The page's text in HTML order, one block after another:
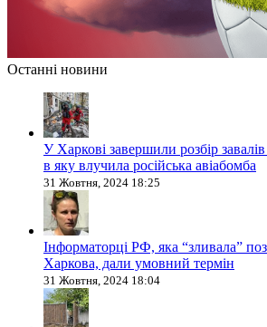
Останні новини
У Харкові завершили розбір
в яку влучила російська авіабомба
31 Жовтня, 2024 18:25
Інформаторці РФ, яка “зливала”
Харкова, дали умовний термін
31 Жовтня, 2024 18:04